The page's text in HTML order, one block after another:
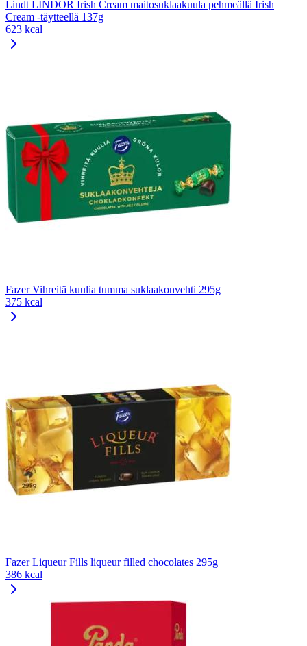
Lindt LINDOR Irish Cream maitosuklaakuula pehmeällä Irish
Cream -täytteellä 137g
623 kcal
Fazer Vihreitä kuulia tumma suklaakonvehti 295g
375 kcal
Fazer Liqueur Fills liqueur filled chocolates 295g
386 kcal